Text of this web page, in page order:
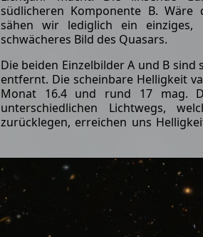
südlicheren Komponente B. Wäre
sähen wir lediglich ein
schwächeres Bild des Quasars.
Die beiden Einzelbilder A und B
entfernt. Die scheinbare Helligkeit
Monat 16.4 und rund 17 mag.
unterschiedlichen Lichtwegs,
zurücklegen, erreichen uns